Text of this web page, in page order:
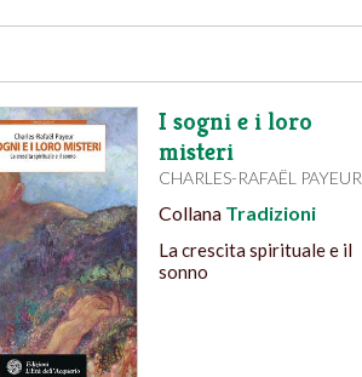
I sogni e i loro
misteri
CHARLES-RAFAËL PAYEUR
Collana Tradizioni
La crescita spirituale e il
sonno